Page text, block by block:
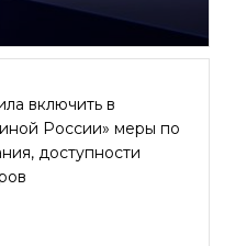
включить в
России» меры по
доступности